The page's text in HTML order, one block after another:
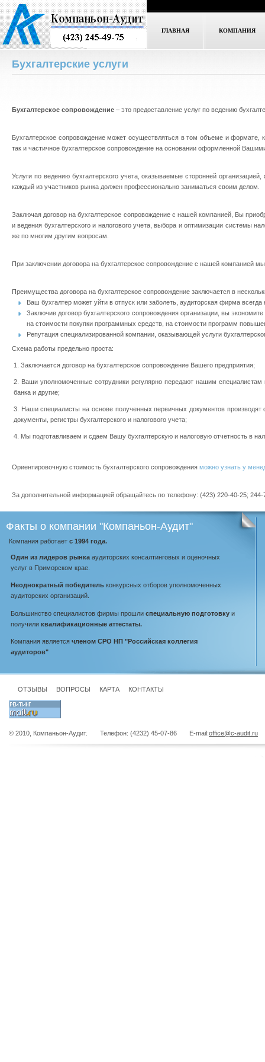
ГЛАВНАЯ КОМПАНИЯ
Бухгалтерские услуги
Бухгалтерское сопровождение – это предоставление услуг по ведению
Бухгалтерское сопровождение может осуществляться в том объеме и
так и частичное бухгалтерское сопровождение на основании оформленной
Услуги по ведению бухгалтерского учета, оказываемые сторонней
каждый из участников рынка должен профессионально заниматься своим делом.
Заключая договор на бухгалтерское сопровождение с нашей компанией, Вы
и ведения бухгалтерского и налогового учета, выбора и оптимизации системы
же по многим другим вопросам.
При заключении договора на бухгалтерское сопровождение с нашей компанией
Преимущества договора на бухгалтерское сопровождение заключается в
Ваш бухгалтер может уйти в отпуск или заболеть, аудиторская фирма
Заключив договор бухгалтерского сопровождения организации, вы
на стоимости покупки программных средств, на стоимости программ
Репутация специализированной компании, оказывающей услуги
Схема работы предельно проста:
Заключается договор на бухгалтерское сопровождение Вашего предприятия;
Ваши уполномоченные сотрудники регулярно передают нашим
банка и другие;
Наши специалисты на основе полученных первичных документов
документы, регистры бухгалтерского и налогового учета;
Мы подготавливаем и сдаем Вашу бухгалтерскую и налоговую отчетность в
Ориентировочную стоимость бухгалтерского сопровождения можно узнать у
За дополнительной информацией обращайтесь по телефону: (423) 220-40-25; 244-
Факты о компании "Компаньон-Аудит"
Компания работает с 1994 года.
Один из лидеров рынка аудиторских консалтинговых и оценочных
услуг в Приморском крае.
Неоднократный победитель конкурсных отборов уполномоченных
аудиторских организаций.
Большинство специалистов фирмы прошли специальную подготовку и
получили квалификационные аттестаты.
Компания является членом СРО НП "Российская коллегия
аудиторов"
ОТЗЫВЫ ВОПРОСЫ КАРТА КОНТАКТЫ
© 2010, Компаньон-Аудит. Телефон: (4232) 45-07-86 E-mail:office@c-audit.ru